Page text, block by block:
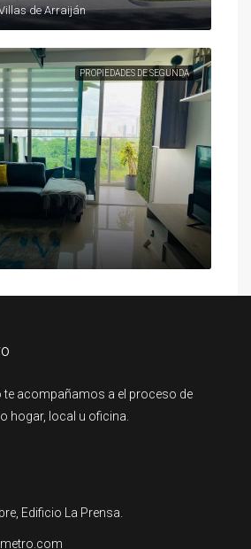
de Arraiján
PROPIEDADES DE SEGUNDA
te acompañamos a el proceso de
hogar, local u oficina.
Edificio La Prensa.